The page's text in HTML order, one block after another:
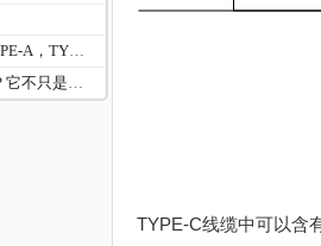
USB TYPE-C相对于TYPE-A，TYPE-B接口的新功能
TYPE-C线缆中可以含